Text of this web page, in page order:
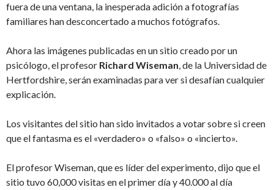
fuera de una ventana, la inesperada adición a fotografías
familiares han desconcertado a muchos fotógrafos.
Ahora las imágenes publicadas en un sitio creado por un
psicólogo, el profesor Richard Wiseman, de la Universidad de
Hertfordshire, serán examinadas para ver si desafían cualquier
explicación.
Los visitantes del sitio han sido invitados a votar sobre si creen
que el fantasma es el «verdadero» o «falso» o «incierto».
El profesor Wiseman, que es líder del experimento, dijo que el
sitio tuvo 60,000 visitas en el primer día y 40.000 al día